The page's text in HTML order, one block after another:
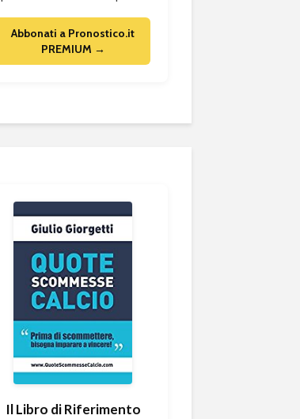
Abbonati a Pronostico.it
PREMIUM →
Il Libro di Riferimento